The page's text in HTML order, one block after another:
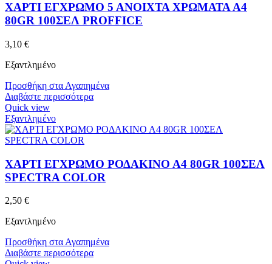
ΧΑΡΤΙ ΕΓΧΡΩΜΟ 5 ΑΝΟΙΧΤΑ ΧΡΩΜΑΤΑ Α4
80GR 100ΣΕΛ PROFFICE
3,10 €
Εξαντλημένο
Προσθήκη στα Αγαπημένα
Διαβάστε περισσότερα
Quick view
Εξαντλημένο
ΧΑΡΤΙ ΕΓΧΡΩΜΟ ΡΟΔΑΚΙΝΟ Α4 80GR 100ΣΕΛ
SPECTRA COLOR
2,50 €
Εξαντλημένο
Προσθήκη στα Αγαπημένα
Διαβάστε περισσότερα